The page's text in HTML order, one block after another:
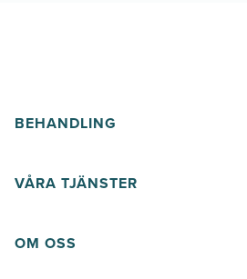
BEHANDLING
VÅRA TJÄNSTER
OM OSS